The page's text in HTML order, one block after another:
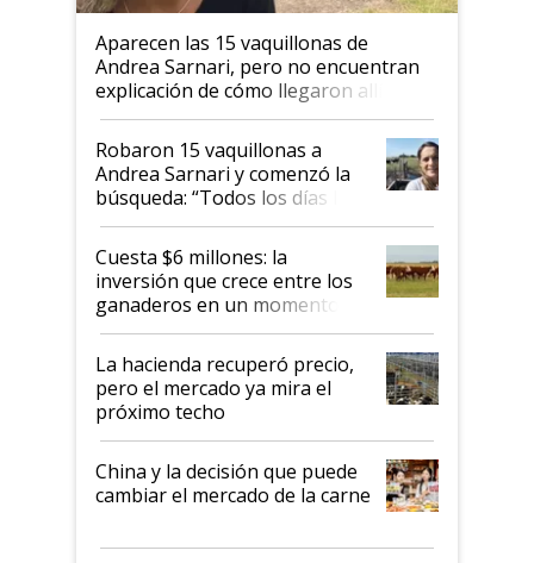
Aparecen las 15 vaquillonas de
Andrea Sarnari, pero no encuentran
explicación de cómo llegaron allí
Robaron 15 vaquillonas a
Andrea Sarnari y comenzó la
búsqueda: “Todos los días le
toca a algún productor”
Cuesta $6 millones: la
inversión que crece entre los
ganaderos en un momento
histórico para la actividad
La hacienda recuperó precio,
pero el mercado ya mira el
próximo techo
China y la decisión que puede
cambiar el mercado de la carne